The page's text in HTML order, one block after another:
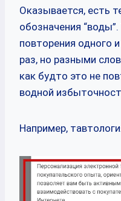
Оказывается, есть
обозначения
повторения одного
раз, но разными
как будто это не
водной
Например,